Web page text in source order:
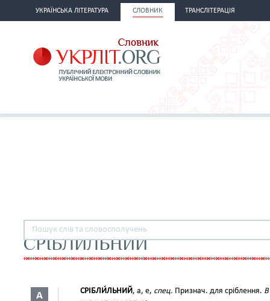
УКРАЇНСЬКА ЛІТЕРАТУРА СЛОВНИК ТРАНСЛІТЕРАЦІЯ
СРІБЛИЛЬНИЙ
А СРІБЛИ́ЛЬНИЙ, а, е, спец. Признач. для сріблення.